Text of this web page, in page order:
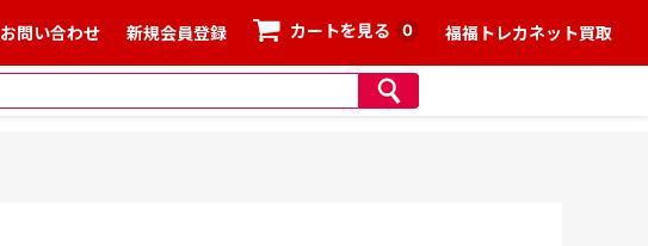
お問い合わせ 新規会員登録 カートを見る 0 福福トレカネット買取